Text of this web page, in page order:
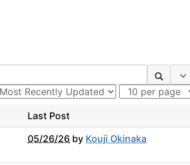
Last Post
05/26/26 by Kouji Okinaka